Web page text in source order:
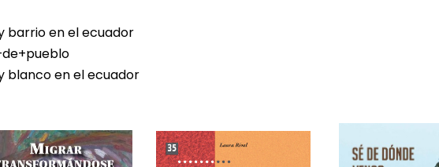
barrio en el ecuador
blanco en el ecuador